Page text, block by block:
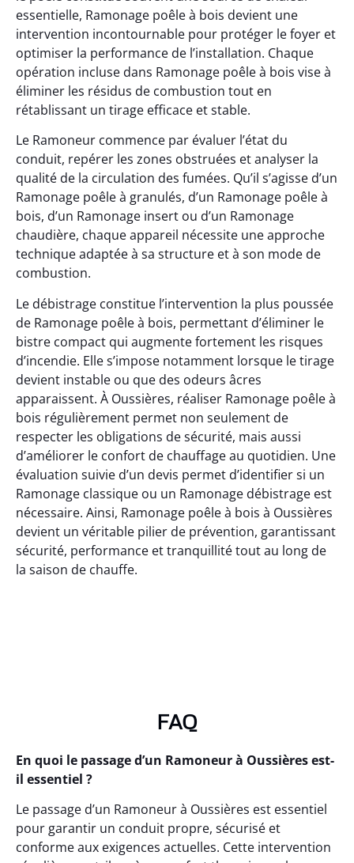
essentielle, Ramonage poêle à bois devient une
intervention incontournable pour protéger le foyer et
optimiser la performance de l’installation. Chaque
opération incluse dans Ramonage poêle à bois vise à
éliminer les résidus de combustion tout en
rétablissant un tirage efficace et stable.
Le Ramoneur commence par évaluer l’état du
conduit, repérer les zones obstruées et analyser la
qualité de la circulation des fumées. Qu’il s’agisse d’un
Ramonage poêle à granulés, d’un Ramonage poêle à
bois, d’un Ramonage insert ou d’un Ramonage
chaudière, chaque appareil nécessite une approche
technique adaptée à sa structure et à son mode de
combustion.
Le débistrage constitue l’intervention la plus poussée
de Ramonage poêle à bois, permettant d’éliminer le
bistre compact qui augmente fortement les risques
d’incendie. Elle s’impose notamment lorsque le tirage
devient instable ou que des odeurs âcres
apparaissent. À Oussières, réaliser Ramonage poêle à
bois régulièrement permet non seulement de
respecter les obligations de sécurité, mais aussi
d’améliorer le confort de chauffage au quotidien. Une
évaluation suivie d’un devis permet d’identifier si un
Ramonage classique ou un Ramonage débistrage est
nécessaire. Ainsi, Ramonage poêle à bois à Oussières
devient un véritable pilier de prévention, garantissant
sécurité, performance et tranquillité tout au long de
la saison de chauffe.
FAQ
En quoi le passage d’un Ramoneur à Oussières est-
il essentiel ?
Le passage d’un Ramoneur à Oussières est essentiel
pour garantir un conduit propre, sécurisé et
conforme aux exigences actuelles. Cette intervention